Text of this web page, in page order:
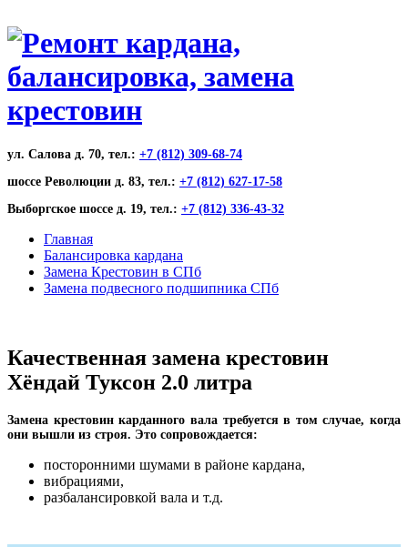
ул. Салова д. 70, тел.: +7 (812) 309-68-74
шоссе Революции д. 83, тел.: +7 (812) 627-17-58
Выборгское шоссе д. 19, тел.: +7 (812) 336-43-32
Главная
Балансировка кардана
Замена Крестовин в СПб
Замена подвесного подшипника СПб
Качественная замена крестовин
Хёндай Туксон 2.0 литра
Замена крестовин карданного вала требуется в том случае, когда
они вышли из строя. Это сопровождается:
посторонними шумами в районе кардана,
вибрациями,
разбалансировкой вала и т.д.